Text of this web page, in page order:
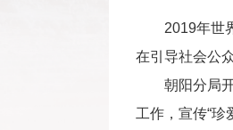
2019年世
在引导社会公
朝阳分局
工作，宣传“